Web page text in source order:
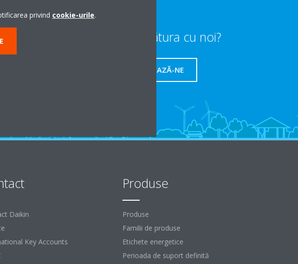
Vrei să iei legătura cu noi?
CONTACTEAZĂ-NE
Daikin
Key Accounts
Produse
Produse
Familii de produse
Etichete energetice
Perioada de suport definită
privind cookie-urile.